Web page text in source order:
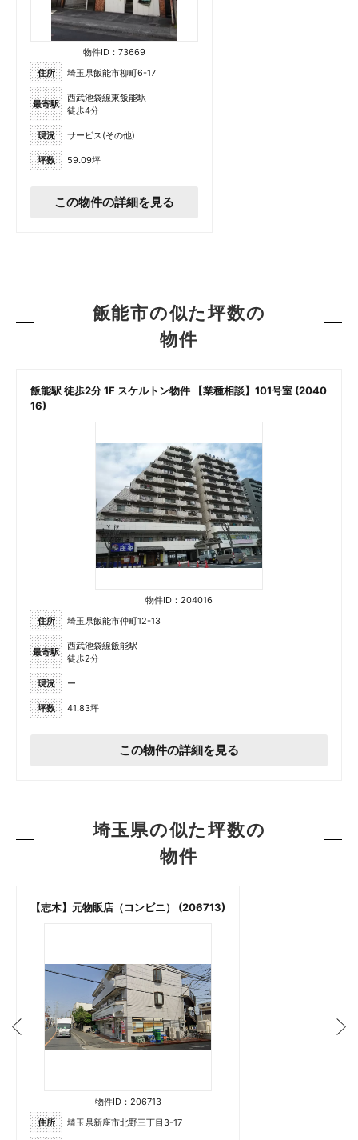
物件ID：73669
住所
埼玉県飯能市柳町6-17
最寄駅
西武池袋線東飯能駅
徒歩4分
現況 サービス(その他)
坪数 59.09坪
この物件の詳細を見る
飯能市の似た坪数の
物件
飯能駅 徒歩2分 1F スケルトン物件 【業種相談】101号室 (2040
16)
物件ID：204016
住所
埼玉県飯能市仲町12-13
最寄駅
西武池袋線飯能駅
徒歩2分
現況 ー
坪数 41.83坪
この物件の詳細を見る
埼玉県の似た坪数の
物件
【志木】元物販店（コンビニ） (206713)
物件ID：206713
住所
埼玉県新座市北野三丁目3-17